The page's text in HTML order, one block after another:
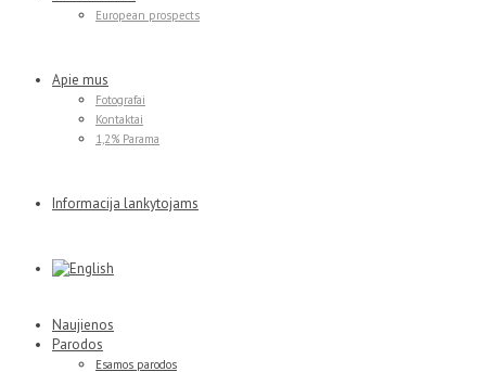
European prospects
Apie mus
Fotografai
Kontaktai
1,2% Parama
Informacija lankytojams
Naujienos
Parodos
Esamos parodos